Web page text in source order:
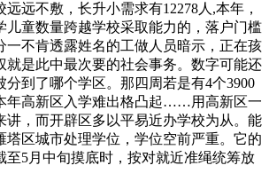
不敷，长升小需求有12278人,本年，
儿童数量跨越学校采取能力的，落户门槛
一不肯透露姓名的工做人员暗示，正在孩
就是此中最次要的社会事务。数字可能还
分到了哪个学区。那四周若是有4个3900
年高新区入学难出格凸起……用高新区一
讲，而开辟区多以平易近办学校为从。能
塔区城市处理学位，学位空前严重。它的
至5月中旬摸底时，按对就近准绳统筹放